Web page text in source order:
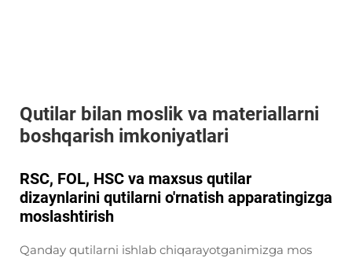
Qutilar bilan moslik va materiallarni
boshqarish imkoniyatlari
RSC, FOL, HSC va maxsus qutilar
dizaynlarini qutilarni o'rnatish apparatingizga
moslashtirish
Qanday qutilarni ishlab chiqarayotganimizga mos